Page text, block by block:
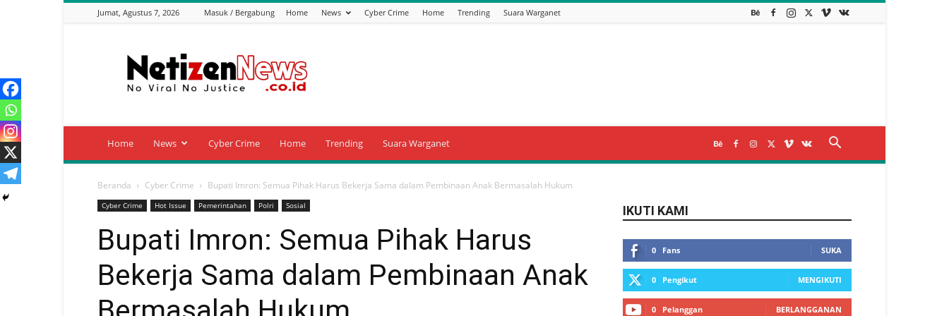
Jumat, Agustus 7, 2026 Masuk / Bergabung Home News Cyber Crime Home Trending Suara Warganet
News
Home News Cyber Crime Home Trending Suara Warganet
Beranda Cyber Crime Bupati Imron: Semua Pihak Harus Bekerja Sama dalam Pembinaan Anak Bermasalah Hukum
Cyber Crime Hot Issue Pemerintahan Polri Sosial
Bupati Imron: Semua Pihak Harus
Bekerja Sama dalam Pembinaan Anak
IKUTI KAMI
0 Fans SUKA
0 Pengikut MENGIKUTI
0 Pelanggan BERLANGGANAN